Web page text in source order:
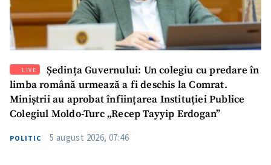
LIVE
Ședința Guvernului: Un colegiu cu predare în
limba română urmează a fi deschis la Comrat.
Miniștrii au aprobat înființarea Instituției Publice
Colegiul Moldo-Turc „Recep Tayyip Erdogan”
POLITIC 5 august 2026, 07:46